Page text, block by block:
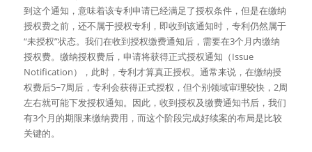
到这个通知，意味着该专利申请已经满足了授权条件，但是在缴纳
授权费之前，还不属于授权专利，即收到该通知时，专利仍然属于
“未授权”状态。我们在收到授权缴费通知后，需要在3个月内缴纳
授权费。缴纳授权费后，申请将获得正式授权通知（Issue
Notification），此时，专利才算真正授权。通常来说，在缴纳授
权费后5~7周后，专利会获得正式授权，但个别领域审理较快，2周
左右就可能下发授权通知。因此，收到授权及缴费通知书后，我们
有3个月的期限来缴纳费用，而这个阶段完成好续案的布局是比较
关键的。